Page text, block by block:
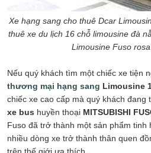
Xe hạng sang cho thuê Dcar
thuê xe du lịch 16 chỗ limousine đà
Limousine Fuso
Nếu quý khách tìm một chiếc xe tiện
thương mại hạng sang Limousine
chiếc xe cao cấp mà quý khách đang
xe bus huyền thoại MITSUBISHI
Fuso đã trở thành một sản phẩm tinh
nhiều dòng xe trở thành thân quen